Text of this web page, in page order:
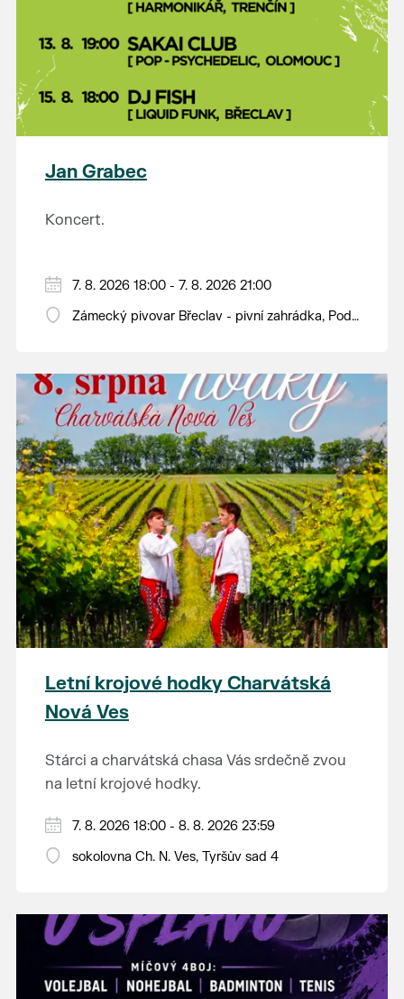
Jan Grabec
Koncert.
7. 8. 2026 18:00 - 7. 8. 2026 21:00
Zámecký pivovar Břeclav - pivní zahrádka, Pod
Letní krojové hodky Charvátská
Nová Ves
Stárci a charvátská chasa Vás srdečně zvou
na letní krojové hodky.
PÁTEK 7. srpna
18:00 - ruční stavění máje
14:00 - krojový průvod pro stárky od
hostince “U Buvola”
16:00 - odpolední zábava na sokolovně
21:00 - večerní zábava
7. 8. 2026 18:00 - 8. 8. 2026 23:59
sokolovna Ch. N. Ves, Tyršův sad 4